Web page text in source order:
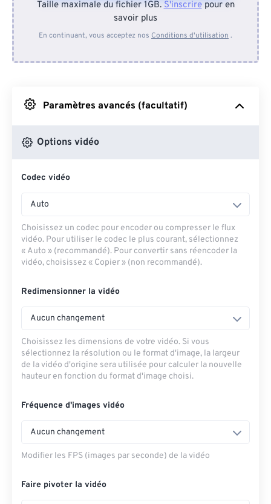
Depuis l'appareil
Depuis Google Drive
Depuis OneDrive
Taille maximale du fichier 1GB.S'inscrirepour en
savoir plus
En continuant, vous acceptez nos Conditions d'utilisation .
Paramètres avancés (facultatif)
Options vidéo
Codec vidéo
Auto
Choisissez un codec pour encoder ou compresser le flux
vidéo. Pour utiliser le codec le plus courant, sélectionnez
« Auto » (recommandé). Pour convertir sans réencoder la
vidéo, choisissez « Copier » (non recommandé).
Redimensionner la vidéo
Aucun changement
Choisissez les dimensions de votre vidéo. Si vous
sélectionnez la résolution ou le format d'image, la largeur
de la vidéo d'origine sera utilisée pour calculer la nouvelle
hauteur en fonction du format d'image choisi.
Fréquence d'images vidéo
Aucun changement
Modifier les FPS (images par seconde) de la vidéo
Faire pivoter la vidéo